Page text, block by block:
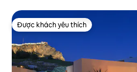
Được khách yêu thích
Được khách yêu thích